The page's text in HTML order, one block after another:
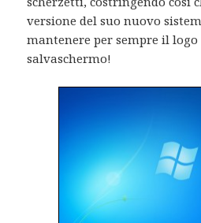
versione del suo nuovo
mantenere per sempre il
salvaschermo!